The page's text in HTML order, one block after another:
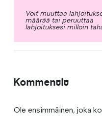
Voit muuttaa
määrää tai peruuttaa
lahjoituksesi milloin
Kommentit
Ole ensimmäinen, joka